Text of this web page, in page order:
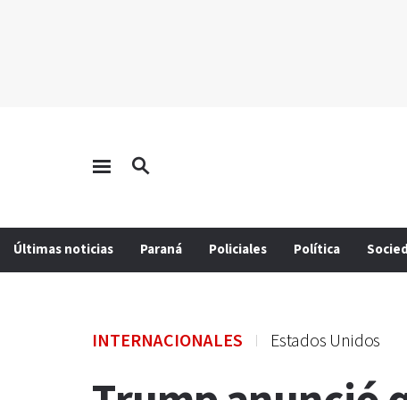
Últimas noticias Paraná Policiales Política
INTERNACIONALES Estados Unidos